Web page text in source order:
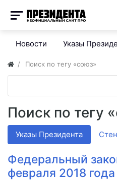
Новости Указы
Поиск по тегу «союз»
Поиск по тегу
Указы Президента
Федеральный
февраля 2018 года